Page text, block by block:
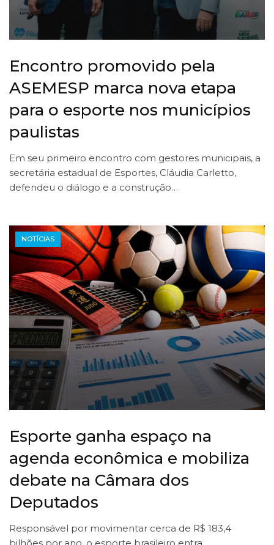
Encontro promovido pela
ASEMESP marca nova etapa
para o esporte nos municípios
paulistas
Em seu primeiro encontro com gestores municipais, a
secretária estadual de Esportes, Cláudia Carletto,
defendeu o diálogo e a construção…
NOTÍCIAS
Esporte ganha espaço na
agenda econômica e mobiliza
debate na Câmara dos
Deputados
Responsável por movimentar cerca de R$ 183,4